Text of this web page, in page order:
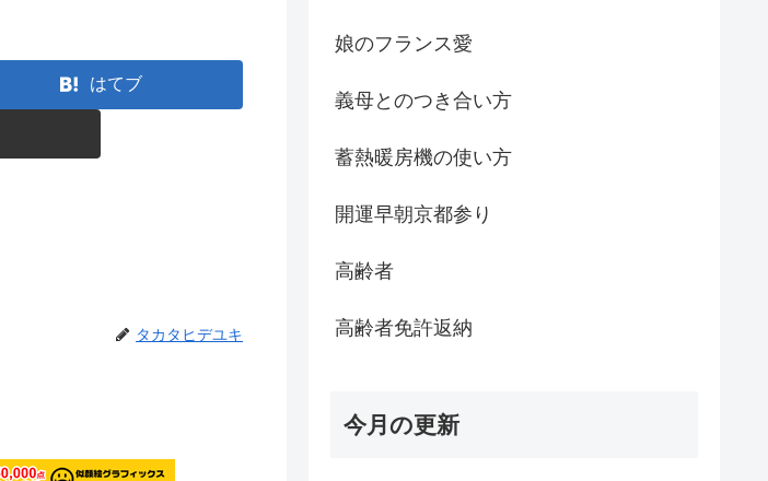
はてブ
タカタヒデユキ
娘のフランス愛
義母とのつき合い方
蓄熱暖房機の使い方
開運早朝京都参り
高齢者
高齢者免許返納
今月の更新